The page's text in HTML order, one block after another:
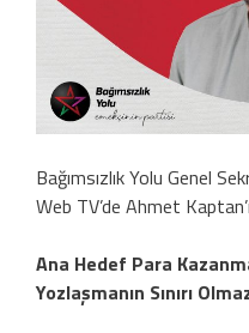
Bağımsızlık Yolu Genel
Web TV’de Ahmet
Ana Hedef Para
Yozlaşmanın Sınırı